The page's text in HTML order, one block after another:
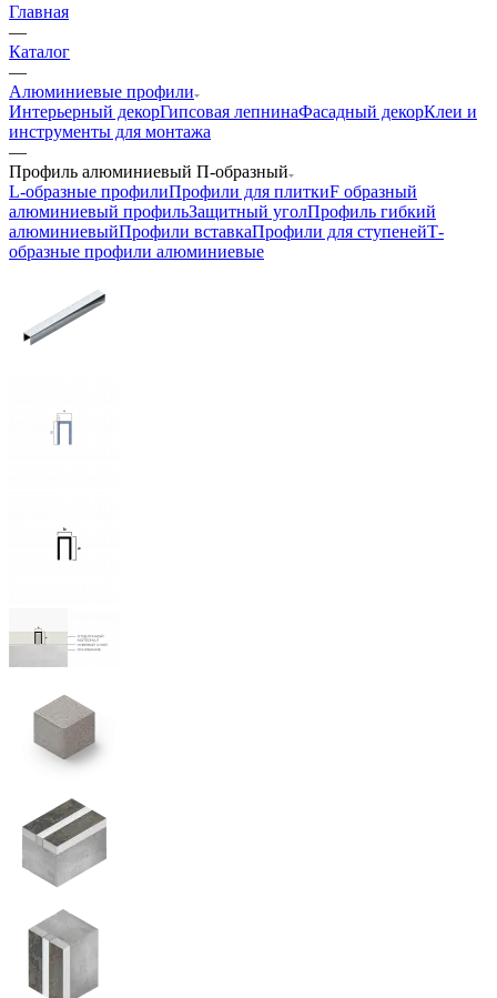
Главная
—
Каталог
—
Алюминиевые профили
Интерьерный декорГипсовая лепнинаФасадный декорКлеи и
инструменты для монтажа
—
Профиль алюминиевый П-образный
L-образные профилиПрофили для плиткиF образный
алюминиевый профильЗащитный уголПрофиль гибкий
алюминиевыйПрофили вставкаПрофили для ступенейТ-
образные профили алюминиевые